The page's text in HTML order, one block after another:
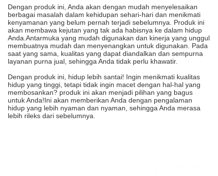
Dengan produk ini, Anda akan dengan mudah menyelesaikan
berbagai masalah dalam kehidupan sehari-hari dan menikmati
kenyamanan yang belum pernah terjadi sebelumnya. Produk ini
akan membawa kejutan yang tak ada habisnya ke dalam hidup
Anda.Antarmuka yang mudah digunakan dan kinerja yang unggul
membuatnya mudah dan menyenangkan untuk digunakan. Pada
saat yang sama, kualitas yang dapat diandalkan dan sempurna
layanan purna jual, sehingga Anda tidak perlu khawatir.
Dengan produk ini, hidup lebih santai! Ingin menikmati kualitas
hidup yang tinggi, tetapi tidak ingin macet dengan hal-hal yang
membosankan? produk ini akan menjadi pilihan yang bagus
untuk Anda!Ini akan memberikan Anda dengan pengalaman
hidup yang lebih nyaman dan nyaman, sehingga Anda merasa
lebih rileks dari sebelumnya.